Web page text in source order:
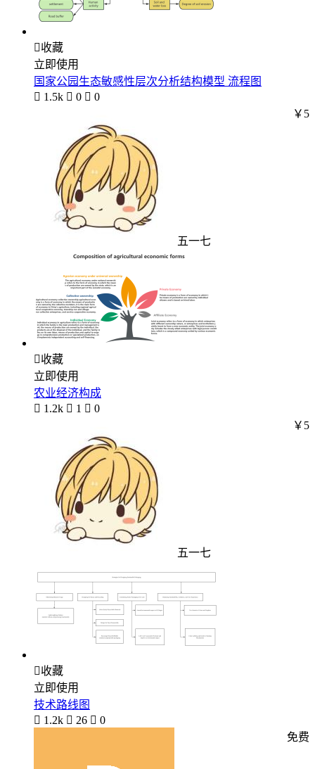
收藏
立即使用
国家公园生态敏感性层次分析结构模型 流程图
 1.5k  0  0
五一七
￥5
收藏
立即使用
农业经济构成
 1.2k  1  0
五一七
￥5
收藏
立即使用
技术路线图
 1.2k  26  0
免费